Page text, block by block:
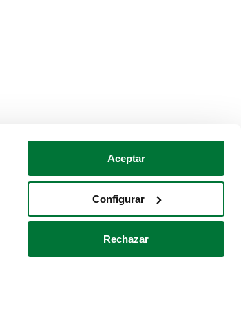
Aceptar
Configurar
Rechazar